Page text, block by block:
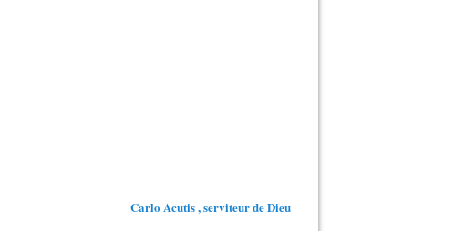
Carlo Acutis , serviteur de Dieu